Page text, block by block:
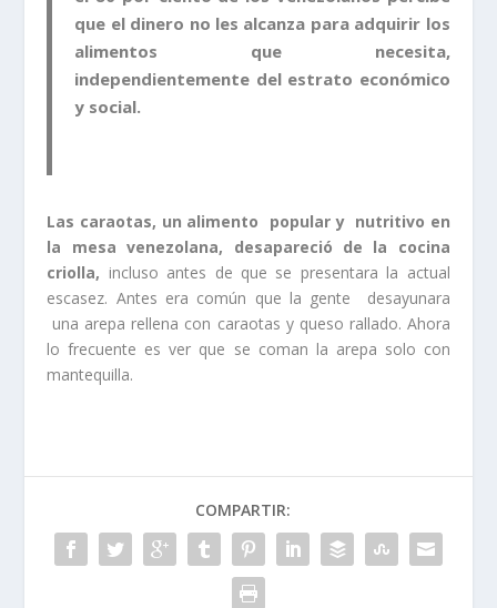
que el dinero no les alcanza para adquirir los
alimentos que necesita,
independientemente del estrato económico
y social.
Las caraotas, un alimento popular y nutritivo en
la mesa venezolana, desapareció de la cocina
criolla, incluso antes de que se presentara la actual
escasez. Antes era común que la gente desayunara
una arepa rellena con caraotas y queso rallado. Ahora
lo frecuente es ver que se coman la arepa solo con
mantequilla.
COMPARTIR: